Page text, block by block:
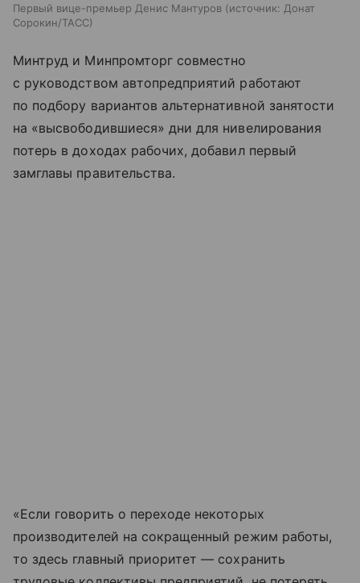
Первый вице-премьер Денис Мантуров источник: Донат
Сорокин/ТАСС
Минтруд и Минпромторг совместно
с руководством автопредприятий работают
по подбору вариантов альтернативной занятости
на «высвободившиеся» дни для нивелирования
потерь в доходах рабочих, добавил первый
замглавы правительства.
«Если говорить о переходе некоторых
производителей на сокращенный режим работы,
то здесь главный приоритет — сохранить